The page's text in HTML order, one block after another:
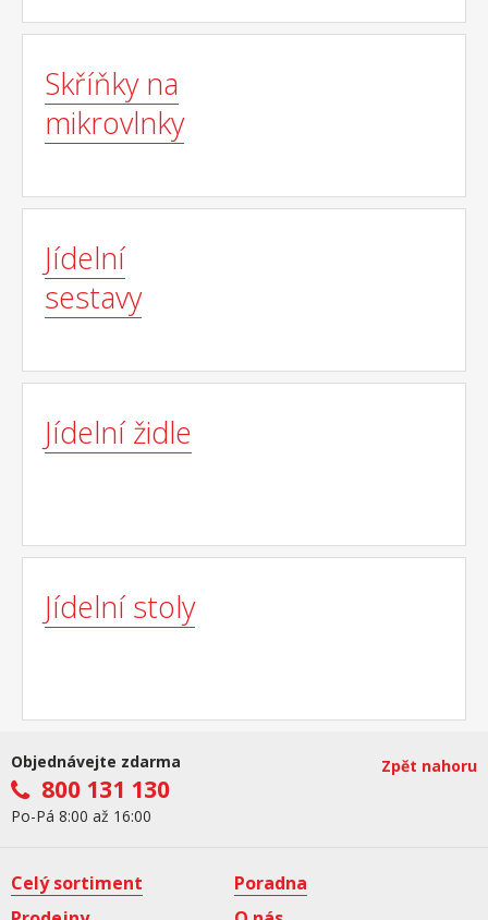
Skříňky na
mikrovlnky
Jídelní
sestavy
Jídelní židle
Jídelní stoly
Objednávejte zdarma
800 131 130
Po-Pá 8:00 až 16:00
Zpět nahoru
Celý sortiment
Poradna